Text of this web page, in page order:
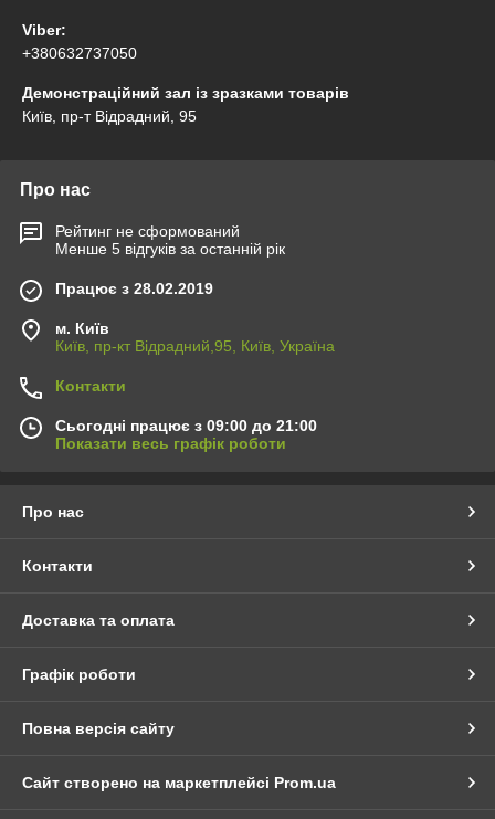
Viber:
+380632737050
Демонстраційний зал із зразками товарів
Київ, пр-т Відрадний, 95
Про нас
Рейтинг не сформований
Менше 5 відгуків за останній рік
Працює з 28.02.2019
м. Київ
Київ, пр-кт Відрадний,95, Київ, Україна
Контакти
Сьогодні працює з 09:00 до 21:00
Показати весь графік роботи
Про нас
Контакти
Доставка та оплата
Графік роботи
Повна версія сайту
Сайт створено на маркетплейсі Prom.ua